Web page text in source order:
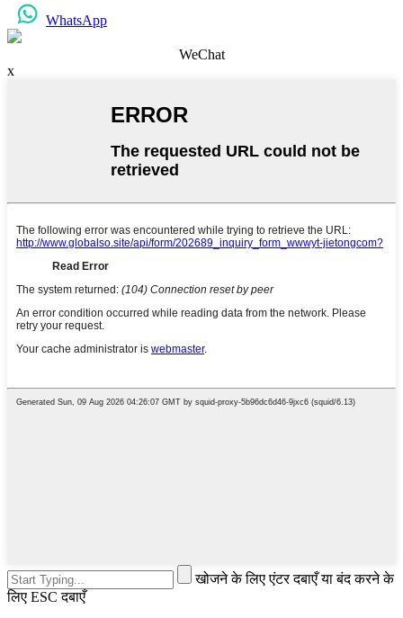
WhatsApp
WeChat
x
खोजने के लिए एंटर दबाएँ या बंद करने के
लिए ESC दबाएँ